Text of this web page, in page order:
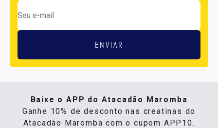
ENVIAR
Baixe o APP do Atacadão Maromba
Ganhe 10% de desconto nas creatinas do
Atacadão Maromba com o cupom APP10.